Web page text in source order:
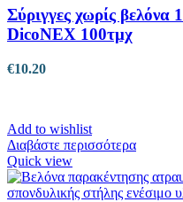
Σύριγγες χωρίς
DicoNEX 100τμχ
€10.20
Add to wishlist
Διαβάστε περισσότερα
Quick view